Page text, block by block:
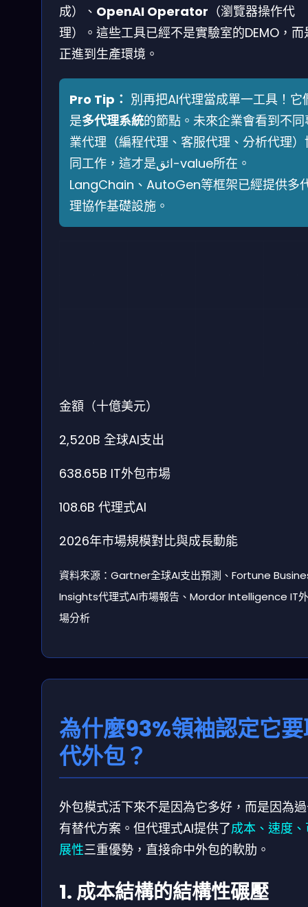
成）、 OpenAI Operator （瀏覽器操作代
理）。這些工具已經不是實驗室的DEMO，而
正進到生產環境。
Pro Tip： 別再把AI代理當成單一工具！它
是多代理系統的節點。未來企業會看到不同
業代理（編程代理、客服代理、分析代理）
同工作，這才是ائق-value所在。
LangChain、AutoGen等框架已經提供多
理協作基礎設施。
金額（十億美元）
2,520B 全球AI支出
638.65B IT外包市場
108.6B 代理式AI
2026年市場規模對比與成長動能
資料來源：Gartner全球AI支出預測、Fortune
Insights代理式AI市場報告、Mordor Intelligence IT
場分析
為什麼93%領袖認定它
代外包？
外包模式活下來不是因為它多好，而是因為
有替代方案。但代理式AI提供了成本、速度
展性三重優勢，直接命中外包的軟肋。
1. 成本結構的結構性碾壓